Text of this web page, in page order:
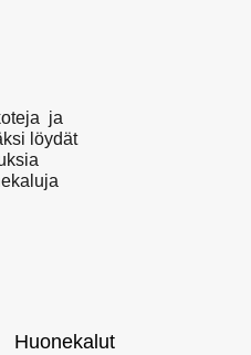
ja
löydät
Huonekalut